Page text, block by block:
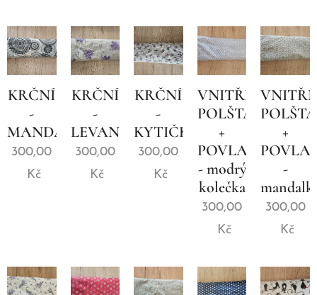
KRČNÍ
-
MANDALY
300,00
Kč
KRČNÍ
-
LEVANDULE
300,00
Kč
KRČNÍ
-
KYTIČKY
300,00
Kč
VNITŘNÍ
POLŠTÁŘEK
+
POVLAK
- modrý
kolečka
300,00
Kč
+
-
300,00
Kč